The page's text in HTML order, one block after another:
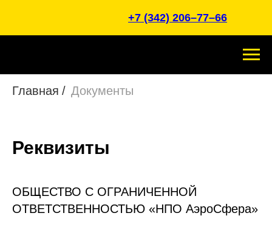
+7 (342) 206–77–66
Главная / Документы
Реквизиты
ОБЩЕСТВО С ОГРАНИЧЕННОЙ
ОТВЕТСТВЕННОСТЬЮ «НПО АэроСфера»